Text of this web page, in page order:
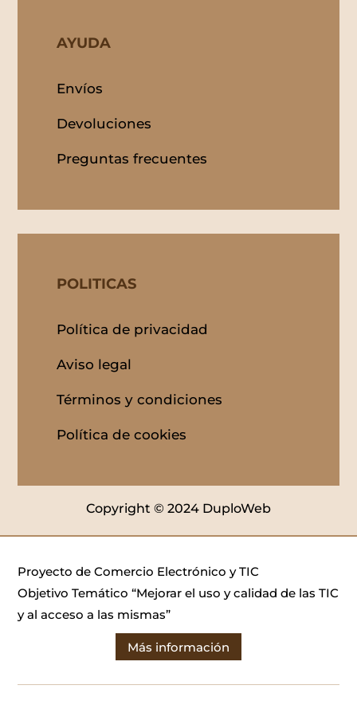
AYUDA
Envíos
Devoluciones
Preguntas frecuentes
POLITICAS
Política de privacidad
Aviso legal
Términos y condiciones
Política de cookies
Copyright © 2024 DuploWeb
Proyecto de Comercio Electrónico y TIC
Objetivo Temático “Mejorar el uso y calidad de las TIC
y al acceso a las mismas”
Más información